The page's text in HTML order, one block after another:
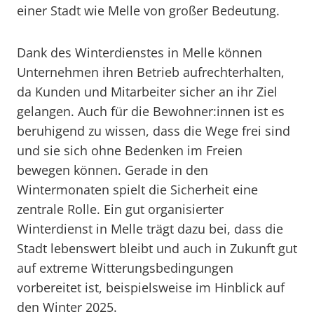
einer Stadt wie Melle von großer Bedeutung.
Dank des Winterdienstes in Melle können
Unternehmen ihren Betrieb aufrechterhalten,
da Kunden und Mitarbeiter sicher an ihr Ziel
gelangen. Auch für die Bewohner:innen ist es
beruhigend zu wissen, dass die Wege frei sind
und sie sich ohne Bedenken im Freien
bewegen können. Gerade in den
Wintermonaten spielt die Sicherheit eine
zentrale Rolle. Ein gut organisierter
Winterdienst in Melle trägt dazu bei, dass die
Stadt lebenswert bleibt und auch in Zukunft gut
auf extreme Witterungsbedingungen
vorbereitet ist, beispielsweise im Hinblick auf
den Winter 2025.